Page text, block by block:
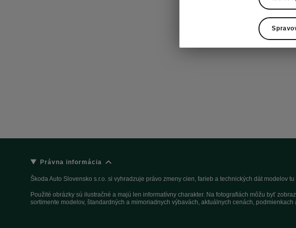
Právna informácia
Škoda Auto Slovensko s.r.o. si vyhradzuje právo zmeny cien, farieb a technických dát
Použité obrázky sú ilustračné a majú len informatívny charakter. Na fotografiách môžu byť
sortimente modelov, štandardných a mimoriadnych výbavách, aktuálnych cenách,